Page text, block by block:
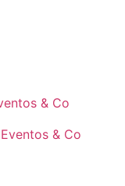
& Co
& Co